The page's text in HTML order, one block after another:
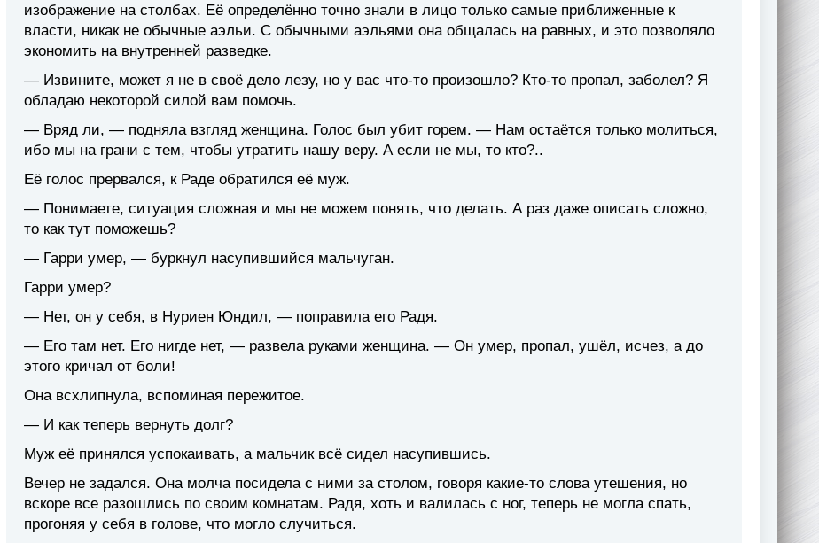
изображение на столбах. Её определённо точно знали в лицо только самые приближенные к
власти, никак не обычные аэльи. С обычными аэльями она общалась на равных, и это позволяло
экономить на внутренней разведке.
— Извините, может я не в своё дело лезу, но у вас что-то произошло? Кто-то пропал, заболел? Я
обладаю некоторой силой вам помочь.
— Вряд ли, — подняла взгляд женщина. Голос был убит горем. — Нам остаётся только молиться,
ибо мы на грани с тем, чтобы утратить нашу веру. А если не мы, то кто?..
Её голос прервался, к Раде обратился её муж.
— Понимаете, ситуация сложная и мы не можем понять, что делать. А раз даже описать сложно,
то как тут поможешь?
— Гарри умер, — буркнул насупившийся мальчуган.
Гарри умер?
— Нет, он у себя, в Нуриен Юндил, — поправила его Радя.
— Его там нет. Его нигде нет, — развела руками женщина. — Он умер, пропал, ушёл, исчез, а до
этого кричал от боли!
Она всхлипнула, вспоминая пережитое.
— И как теперь вернуть долг?
Муж её принялся успокаивать, а мальчик всё сидел насупившись.
Вечер не задался. Она молча посидела с ними за столом, говоря какие-то слова утешения, но
вскоре все разошлись по своим комнатам. Радя, хоть и валилась с ног, теперь не могла спать,
прогоняя у себя в голове, что могло случиться.